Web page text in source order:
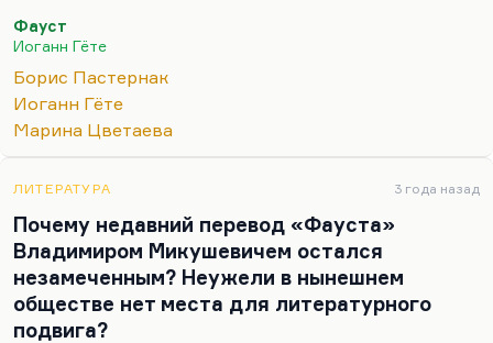
Маргариту и погубившем Маргариту. Пастернак
Мне кажется, это гениальная работа. И потом, он
единственный, кто в полной мере обладал
художественным инструментарием для передачи
«Фауст» настолько многообразен ритмически,
настолько поэтически богат, что я не знаю, кто,
кроме…
Фауст
Иоганн Гёте
Борис Пастернак
Иоганн Гёте
Марина Цветаева
ЛИТЕРАТУРА 3 года назад
Почему недавний перевод «Фауста»
Владимиром Микушевичем остался
незамеченным? Неужели в нынешнем
обществе нет места для литературного
подвига?